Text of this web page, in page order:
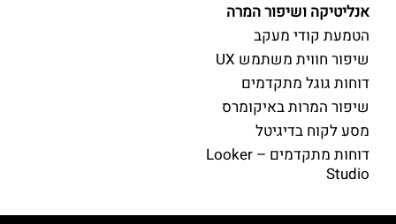
אנליטיקה ושיפור המרה
הטמעת קודי מעקב
שיפור חווית משתמש UX
דוחות גוגל מתקדמים
שיפור המרות באיקומרס
מסע לקוח בדיגיטל
דוחות מתקדמים – Looker
Studio